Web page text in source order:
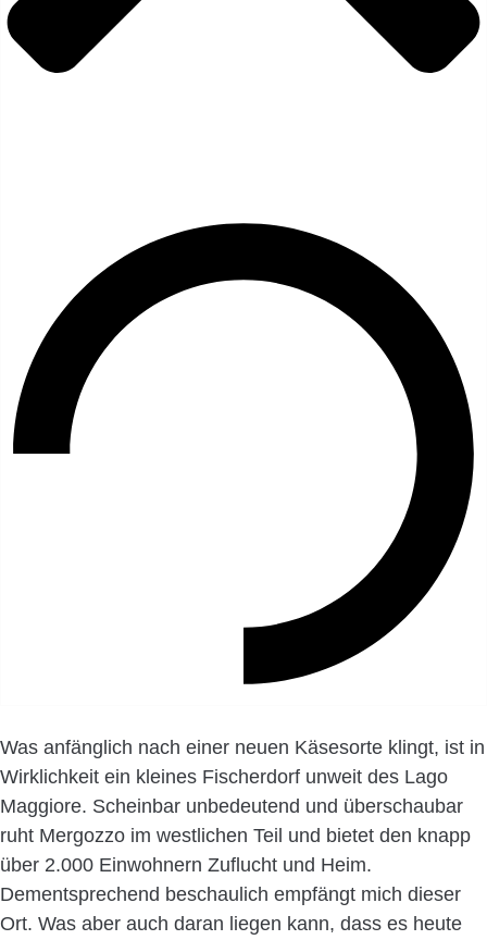
Was anfänglich nach einer neuen Käsesorte klingt, ist in
Wirklichkeit ein kleines Fischerdorf unweit des Lago
Maggiore. Scheinbar unbedeutend und überschaubar
ruht Mergozzo im westlichen Teil und bietet den knapp
über 2.000 Einwohnern Zuflucht und Heim.
Dementsprechend beschaulich empfängt mich dieser
Ort. Was aber auch daran liegen kann, dass es heute